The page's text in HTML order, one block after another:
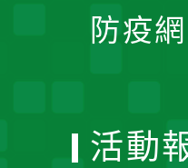
防疫
活動